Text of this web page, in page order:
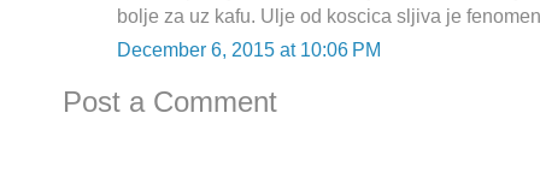
bolje za uz kafu. Ulje od koscica sljiva je
December 6, 2015 at 10:06 PM
Post a Comment